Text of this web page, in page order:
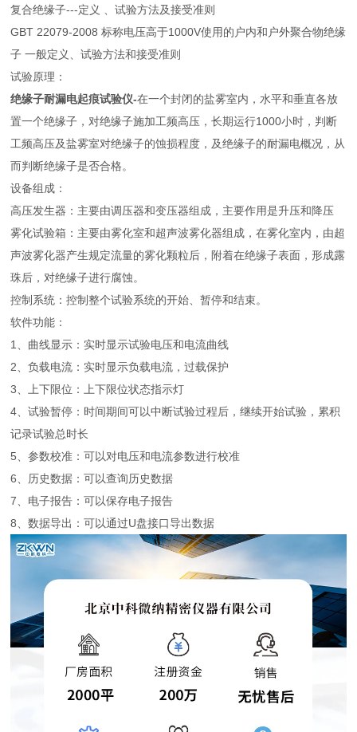
复合绝缘子---定义 、试验方法及接受准则
GBT 22079-2008 标称电压高于1000V使用的户内和户外聚合物绝缘
子 一般定义、试验方法和接受准则
试验原理：
绝缘子耐漏电起痕试验仪-在一个封闭的盐雾室内，水平和垂直各放
置一个绝缘子，对绝缘子施加工频高压，长期运行1000小时，判断
工频高压及盐雾室对绝缘子的蚀损程度，及绝缘子的耐漏电概况，从
而判断绝缘子是否合格。
设备组成：
高压发生器：主要由调压器和变压器组成，主要作用是升压和降压
雾化试验箱：主要由雾化室和超声波雾化器组成，在雾化室内，由超
声波雾化器产生规定流量的雾化颗粒后，附着在绝缘子表面，形成露
珠后，对绝缘子进行腐蚀。
控制系统：控制整个试验系统的开始、暂停和结束。
软件功能：
1、曲线显示：实时显示试验电压和电流曲线
2、负载电流：实时显示负载电流，过载保护
3、上下限位：上下限位状态指示灯
4、试验暂停：时间期间可以中断试验过程后，继续开始试验，累积
记录试验总时长
5、参数校准：可以对电压和电流参数进行校准
6、历史数据：可以查询历史数据
7、电子报告：可以保存电子报告
8、数据导出：可以通过U盘接口导出数据